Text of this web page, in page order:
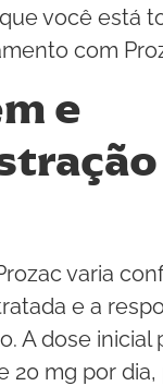
você está
com
e
varia
e a
A dose inicial
20 mg por